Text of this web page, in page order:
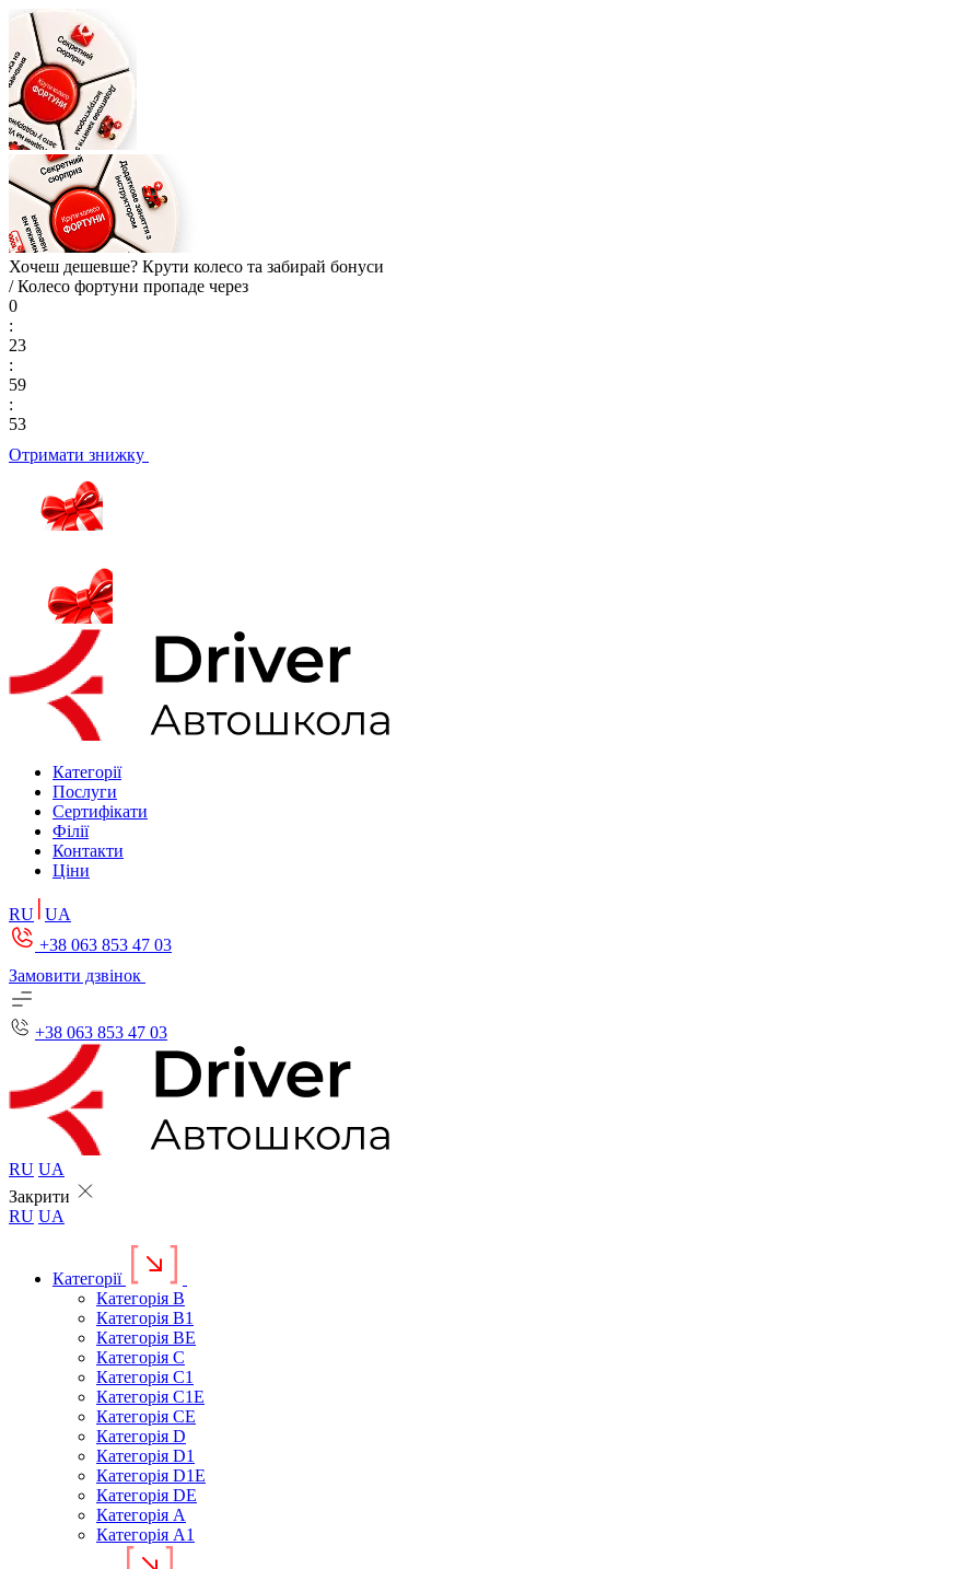
Хочеш дешевше? Крути колесо та забирай бонуси
/ Колесо фортуни пропаде через
0
:
23
:
59
:
52
Отримати знижку
Категорії
Послуги
Сертифікати
Філії
Контакти
Ціни
RU UA
+38 063 853 47 03
Замовити дзвінок
+38 063 853 47 03
RU UA
Закрити
RU UA
Категорії
Категорія B
Категорія B1
Категорія BE
Категорія C
Категорія C1
Категорія C1E
Категорія CE
Категорія D
Категорія D1
Категорія D1E
Категорія DE
Категорія А
Категорія А1